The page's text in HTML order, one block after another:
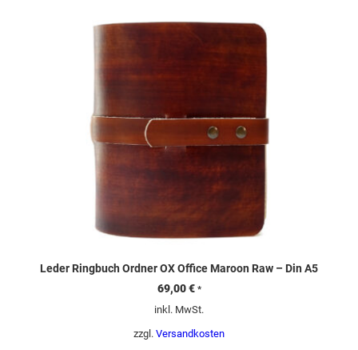
Leder Ringbuch Ordner OX Office Maroon Raw – Din A5
69,00€ *
inkl. MwSt.
zzgl. Versandkosten